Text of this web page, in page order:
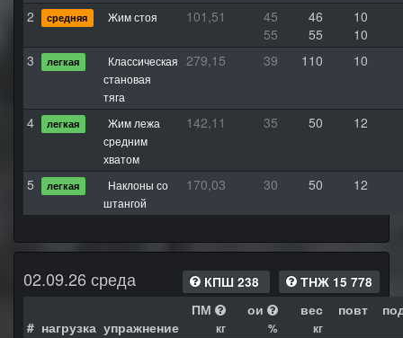
2 средняя Жим стоя 101,51 45 46
10
55
55
10
3
легкая
Классическая
становая
тяга
279,15 39 110 10
4 легкая
Жим лежа
средним
хватом
142,11 35 50 12
5 легкая
Наклоны со
штангой
170,03 30 50 12
02.09.26 среда КПШ 238 ТНЖ 15 778
# нагрузка упражнение
ПМ
кг
ои
%
вес
кг
повт